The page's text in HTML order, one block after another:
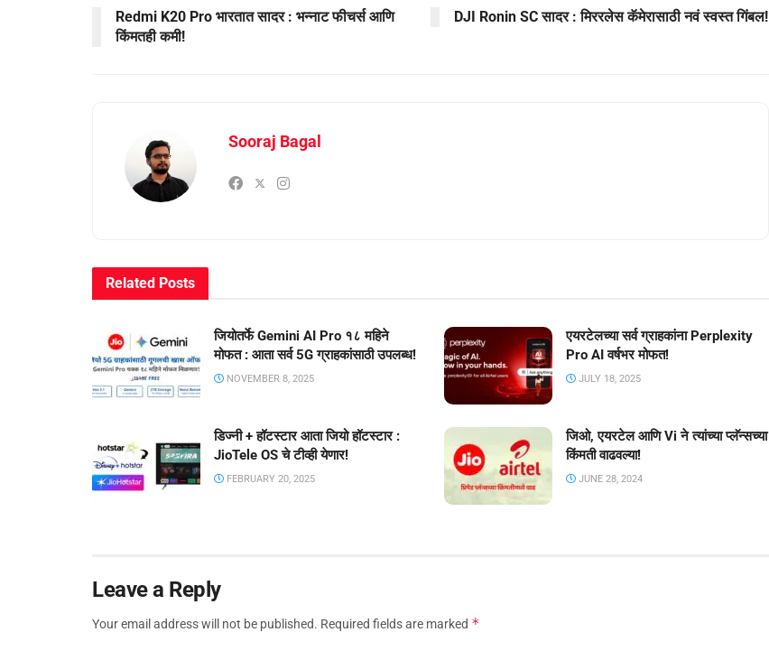
Redmi K20 Pro भारतात सादर : भन्नाट फीचर्स आणि
किंमतही कमी!
DJI Ronin SC सादर : मिररलेस कॅमेरासाठी नवं स्वस्त गिंबल!
Sooraj Bagal
Related Posts
जियोतर्फे Gemini AI Pro १८ महिने
मोफत : आता सर्व 5G ग्राहकांसाठी उपलब्ध!
NOVEMBER 8, 2025
एयरटेलच्या सर्व ग्राहकांना Perplexity
Pro AI वर्षभर मोफत!
JULY 18, 2025
डिज्नी + हॉटस्टार आता जियो हॉटस्टार :
JioTele OS चे टीव्ही येणार!
FEBRUARY 20, 2025
जिओ, एयरटेल आणि Vi ने त्यांच्या प्लॅन्सच्या
किंमती वाढवल्या!
JUNE 28, 2024
Leave a Reply
Your email address will not be published. Required fields are marked *